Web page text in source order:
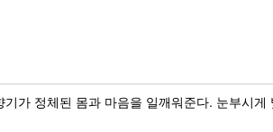
가 정체된 몸과 마음을 일깨워준다. 눈부시게